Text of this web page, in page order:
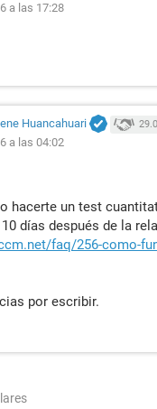
a las 17:28
Huancahuari
a las 04:02
hacerte un test
días después de la
faq/256-como-
por escribir.